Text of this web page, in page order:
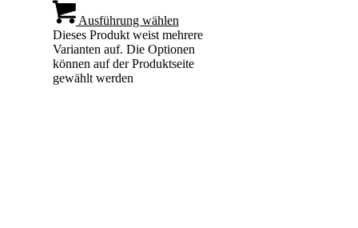
Ausführung wählen
Dieses Produkt weist mehrere
Varianten auf. Die Optionen
können auf der Produktseite
gewählt werden